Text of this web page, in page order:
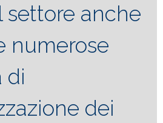
settore anche
numerose
di
dei